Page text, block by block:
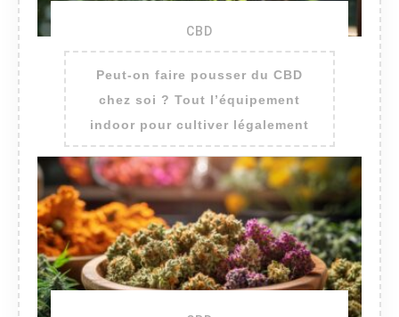
CBD
Peut-on faire pousser du CBD
chez soi ? Tout l’équipement
indoor pour cultiver légalement